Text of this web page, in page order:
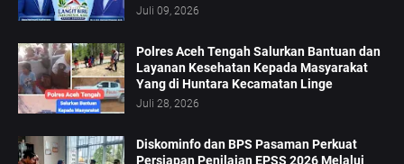
Juli 09, 2026
Polres Aceh Tengah Salurkan Bantuan dan
Layanan Kesehatan Kepada Masyarakat
Yang di Huntara Kecamatan Linge
Juli 28, 2026
Diskominfo dan BPS Pasaman Perkuat
Persiapan Penilaian EPSS 2026 Melalui